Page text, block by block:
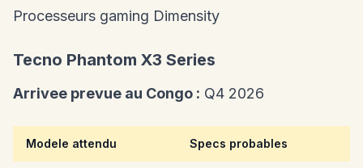
Processeurs gaming Dimensity
Tecno Phantom X3 Series
Arrivee prevue au Congo : Q4 2026
Modele attendu Specs probables